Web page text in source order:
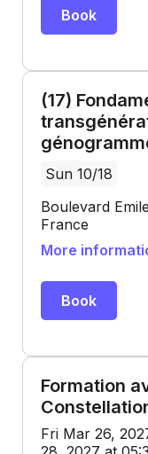
Book
(17)
Sun 10/18
Boulevard
France
More
Book
Formation
Fri Mar 26,